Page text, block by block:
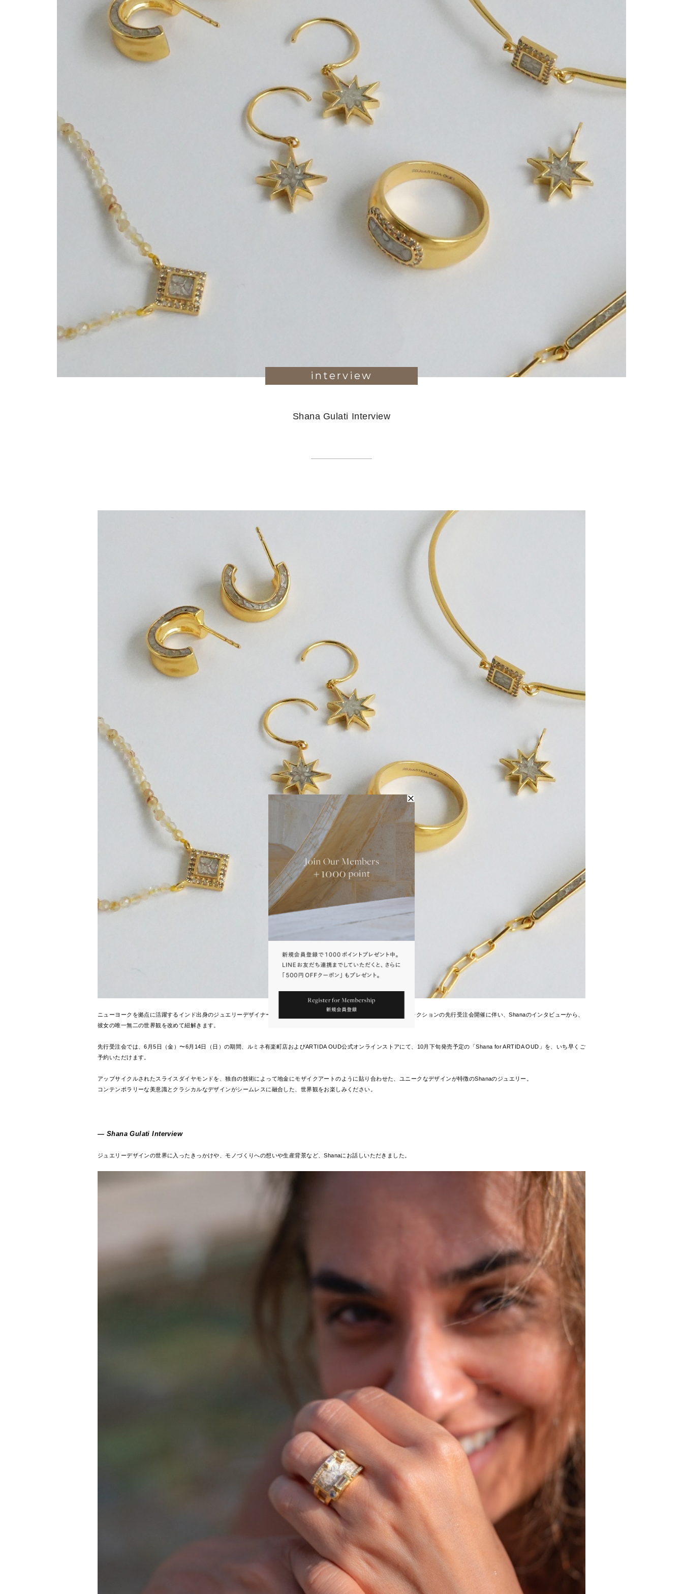
interview
Shana Gulati Interview
ニューヨークを拠点に活躍するインド出身のジュエリーデザイナー"Shana Gulati"によるARTIDA OUD別注ジュエリーコレクションの先行受注会開催に伴い、Shanaのインタビューから、
彼女の唯一無二の世界観を改めて紐解きます。
先行受注会では、6月5日（金）〜6月14日（日）の期間、ルミネ有楽町店およびARTIDA OUD公式オンラインストアにて、
10月下旬発売予定の「Shana for ARTIDA OUD」を、いち早くご
予約いただけます。
アップサイクルされたスライスダイヤモンドを、独自の技術によって地金にモザイクアートのように貼り合わせた、ユニークなデザインが特徴のShanaのジュエリー。
コンテンポラリーな美意識とクラシカルなデザインがシームレスに融合した、世界観をお楽しみください。
― Shana Gulati Interview
ジュエリーデザインの世界に入ったきっかけや、モノづくりへの想いや生産背景など、Shanaにお話しいただきました。